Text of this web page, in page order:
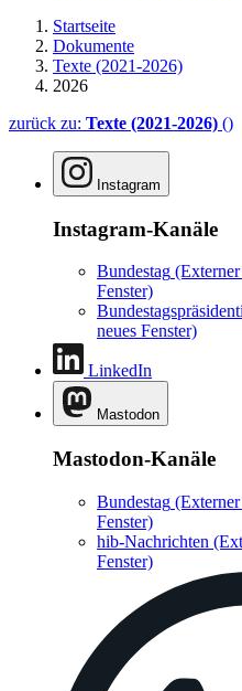
Startseite
Dokumente
Texte (2021-2026)
2026
zurück zu: Texte (2021-2026) ()
Instagram
Instagram-Kanäle
Bundestag
Fenster)
neues Fenster)
LinkedIn
Mastodon
Mastodon-Kanäle
Bundestag
Fenster)
hib-Nachrichten
Fenster)